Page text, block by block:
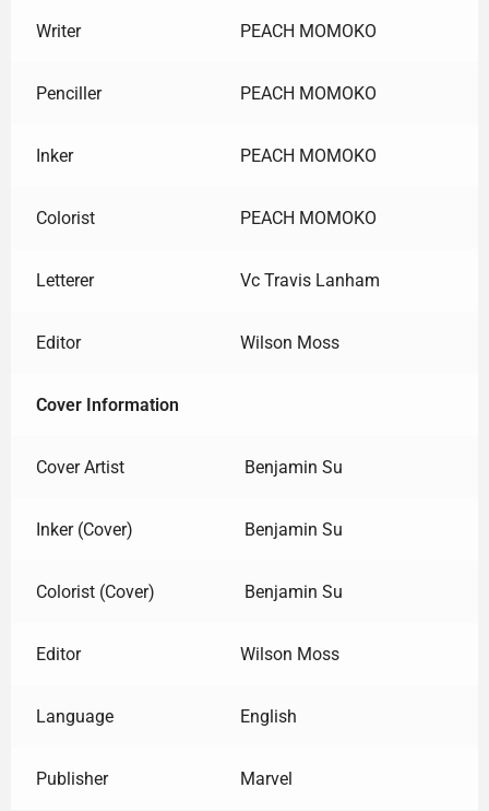
Writer PEACH MOMOKO
Penciller PEACH MOMOKO
Inker PEACH MOMOKO
Colorist PEACH MOMOKO
Letterer Vc Travis Lanham
Editor Wilson Moss
Cover Information
Cover Artist Benjamin Su
Inker (Cover) Benjamin Su
Colorist (Cover) Benjamin Su
Editor Wilson Moss
Language English
Publisher Marvel